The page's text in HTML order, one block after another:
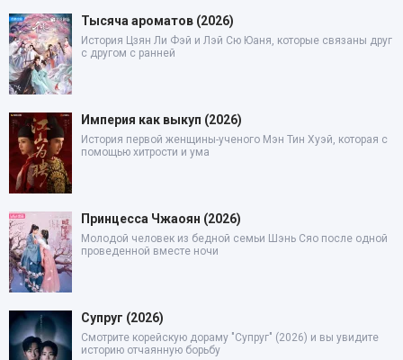
Тысяча ароматов (2026)
История Цзян Ли Фэй и Лэй Сю Юаня, которые связаны друг
с другом с ранней
Империя как выкуп (2026)
История первой женщины-ученого Мэн Тин Хуэй, которая с
помощью хитрости и ума
Принцесса Чжаоян (2026)
Молодой человек из бедной семьи Шэнь Сяо после одной
проведенной вместе ночи
Супруг (2026)
Смотрите корейскую дораму "Супруг" (2026) и вы увидите
историю отчаянную борьбу